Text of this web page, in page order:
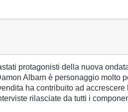
protagonisti della nuova
Albarn è personaggio
ha contribuito ad
rilasciate da tutti i